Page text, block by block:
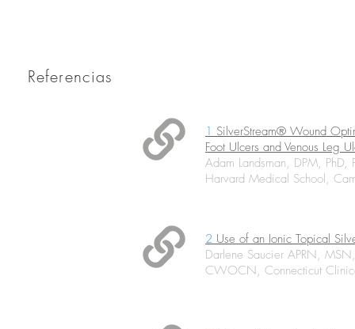
Referencias
1 SilverStream® Wound
Foot Ulcers and Venous Leg
Adam Landsman, DPM,
Harvard Medical School,
2 Use of an Ionic Topical
Darlene Saucier APRN,
CWOCN, Connecticut